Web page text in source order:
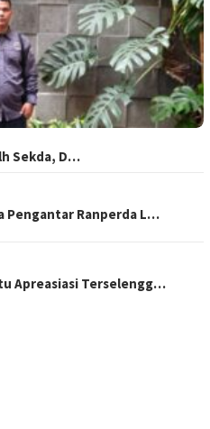
Sekda, D…
Pengantar Ranperda L…
Apreasiasi Terselengg…